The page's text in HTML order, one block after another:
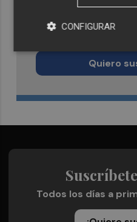
Recibe toda
Quiero
Todos los días a
CONFIGURAR